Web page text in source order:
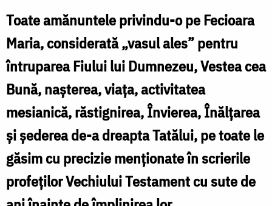
Dumnezeu
Toate amănuntele privindu-o pe Fecioara
Maria, considerată „vasul ales” pentru
întruparea Fiului lui Dumnezeu, Vestea cea
Bună, naşterea, viaţa, activitatea
mesianică, răstignirea, Învierea, Înălţarea
şi şederea de-a dreapta Tatălui, pe toate le
găsim cu precizie menţionate în scrierile
profeţilor Vechiului Testament cu sute de